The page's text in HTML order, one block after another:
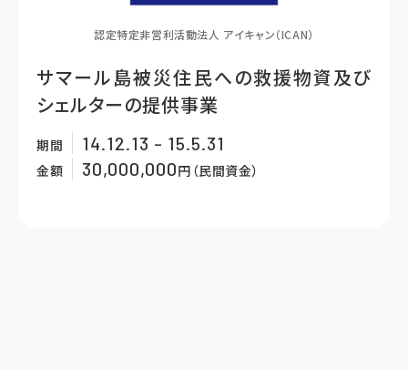
認定特定非営利活動法人 アイキャン（ICAN）
サマール島被災住民への救援物資及び
シェルターの提供事業
期間 14.12.13 - 15.5.31
金額 30,000,000円（民間資金）